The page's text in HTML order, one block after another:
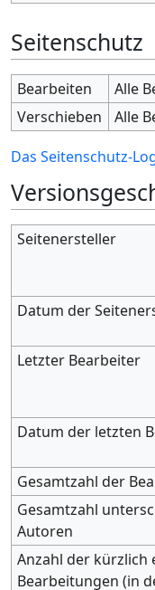
Seitenschutz
Bearbeiten
Alle
Verschieben
Alle
Das Seitenschutz-
Seitenersteller
Datum der
Letzter Bearbeiter
Datum der letzten
Gesamtzahl der
Gesamtzahl
Autoren
Anzahl der kürzlich
Bearbeitungen (in